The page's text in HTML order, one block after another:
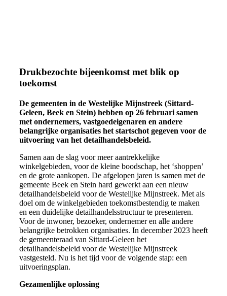
Drukbezochte bijeenkomst met blik op
toekomst
De gemeenten in de Westelijke Mijnstreek (Sittard-
Geleen, Beek en Stein) hebben op 26 februari samen
met ondernemers, vastgoedeigenaren en andere
belangrijke organisaties het startschot gegeven voor de
uitvoering van het detailhandelsbeleid.
Samen aan de slag voor meer aantrekkelijke
winkelgebieden, voor de kleine boodschap, het ‘shoppen’
en de grote aankopen. De afgelopen jaren is samen met de
gemeente Beek en Stein hard gewerkt aan een nieuw
detailhandelsbeleid voor de Westelijke Mijnstreek. Met als
doel om de winkelgebieden toekomstbestendig te maken
en een duidelijke detailhandelsstructuur te presenteren.
Voor de inwoner, bezoeker, ondernemer en alle andere
belangrijke betrokken organisaties. In december 2023 heeft
de gemeenteraad van Sittard-Geleen het
detailhandelsbeleid voor de Westelijke Mijnstreek
vastgesteld. Nu is het tijd voor de volgende stap: een
uitvoeringsplan.
Gezamenlijke oplossing